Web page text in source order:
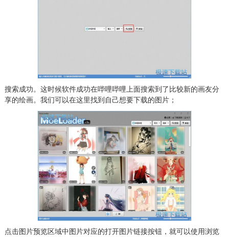
搜索成功。这时候软件成功在哔哩哔哩上面搜索到了比较新的画友分
享的绘画。我们可以在这里找到自己想要下载的图片；
点击图片预览区域中图片对应的打开图片链接按钮，就可以使用浏览